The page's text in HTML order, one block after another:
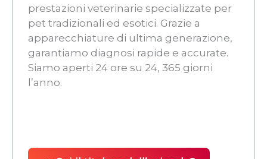
prestazioni veterinarie specializzate per
pet tradizionali ed esotici. Grazie a
apparecchiature di ultima generazione,
garantiamo diagnosi rapide e accurate.
Siamo aperti 24 ore su 24, 365 giorni
l’anno.